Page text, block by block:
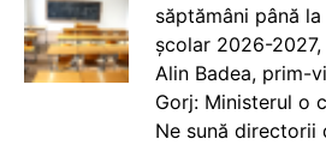
săptămâni până
școlar 2026-
Alin Badea, prim-
Gorj: Ministerul o
Ne sună directorii